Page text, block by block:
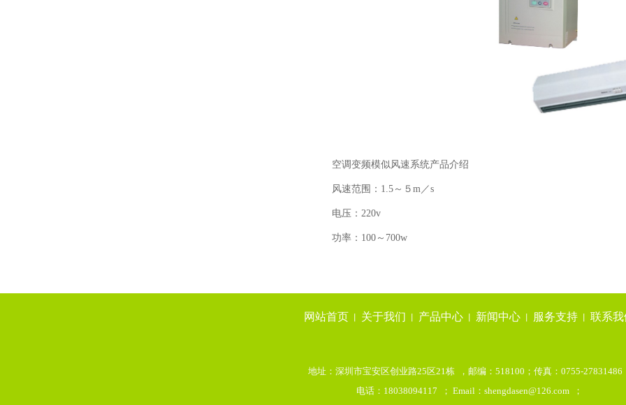
空调变频模似风速系统产品介绍
风速范围：1.5～５m／s
电压：220v
功率：100～700w
网站首页 关于我们 产品中心 新闻中心 服务支持 联系我
地址：深圳市宝安区创业路25区21栋 ，邮编：518100；传真：0755-27831486
电话：18038094117 ； Email：shengdasen@126.com ；